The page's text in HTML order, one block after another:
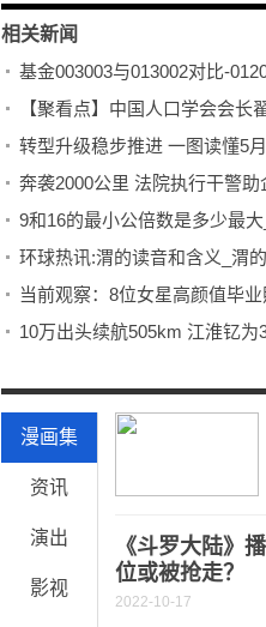
相关新闻
基金003003与013002对比-
【聚看点】中国人口学会会
转型升级稳步推进 一图读懂5
奔袭2000公里 法院执行干警
9和16的最小公倍数是多少最
环球热讯:渭的读音和含义_渭
10万出头续航505km 江淮钇
漫画集
资讯
演出
影视
《斗罗大陆》
位或被抢走？
2022-10-17